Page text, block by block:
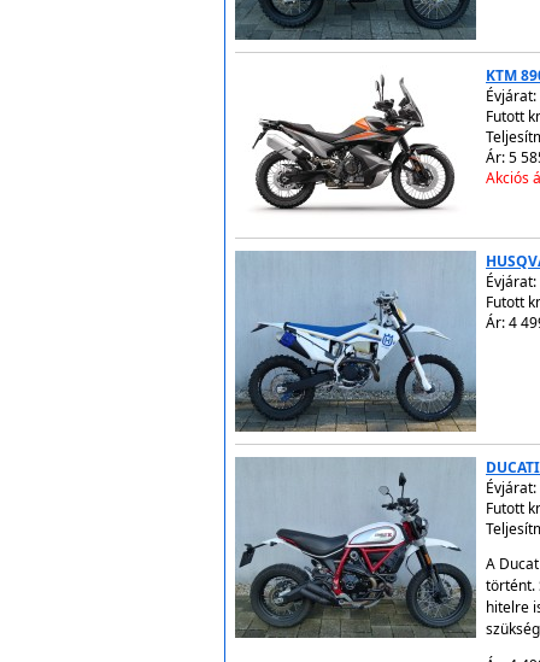
KTM
Évjárat:
Futott
Ár: 5
Akciós
Évjárat:
Futott
Ár: 4
Évjárat:
Futott
A
történt.
hitelre